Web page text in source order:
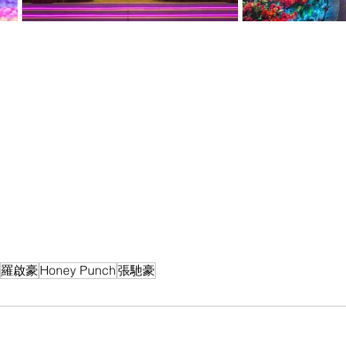
羅啟豪Honey Punch張馳豪